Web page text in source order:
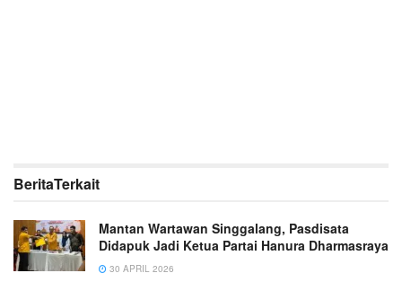
BeritaTerkait
Mantan Wartawan Singgalang, Pasdisata
Didapuk Jadi Ketua Partai Hanura Dharmasraya
30 APRIL 2026